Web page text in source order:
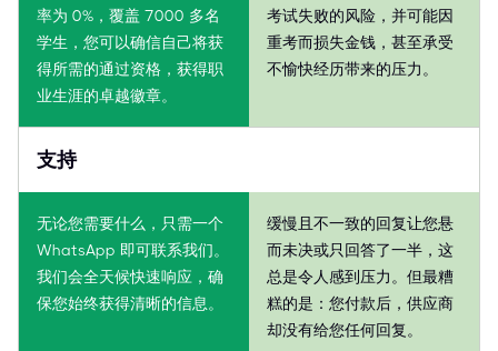
率为 0%，覆盖 7000 多名
学生，您可以确信自己将获
得所需的通过资格，获得职
业生涯的卓越徽章。
考试失败的风险，并可能因
重考而损失金钱，甚至承受
不愉快经历带来的压力。
支持
无论您需要什么，只需一个
WhatsApp 即可联系我们。
我们会全天候快速响应，确
保您始终获得清晰的信息。
缓慢且不一致的回复让您悬
而未决或只回答了一半，这
总是令人感到压力。但最糟
糕的是：您付款后，供应商
却没有给您任何回复。